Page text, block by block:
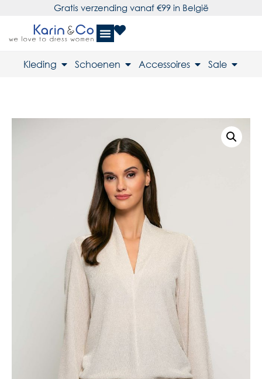
Gratis verzending vanaf €99 in België
Kleding Schoenen Accessoires Sale